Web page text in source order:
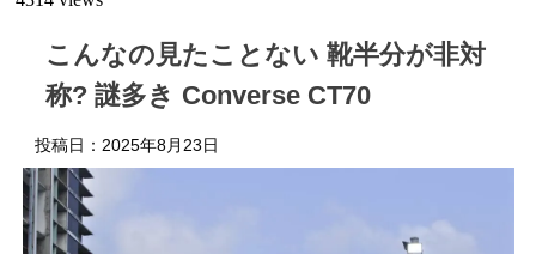
こんなの見たことない 靴半分が非対
称? 謎多き Converse CT70
投稿日： 2025年8月23日